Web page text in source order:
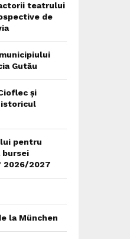
teatrului
de
Gutău
și
istoricul
pentru
bursei
2026/2027
la München